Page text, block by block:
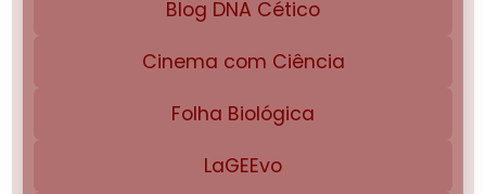
Blog DNA Cético
Cinema com Ciência
Folha Biológica
LaGEEvo